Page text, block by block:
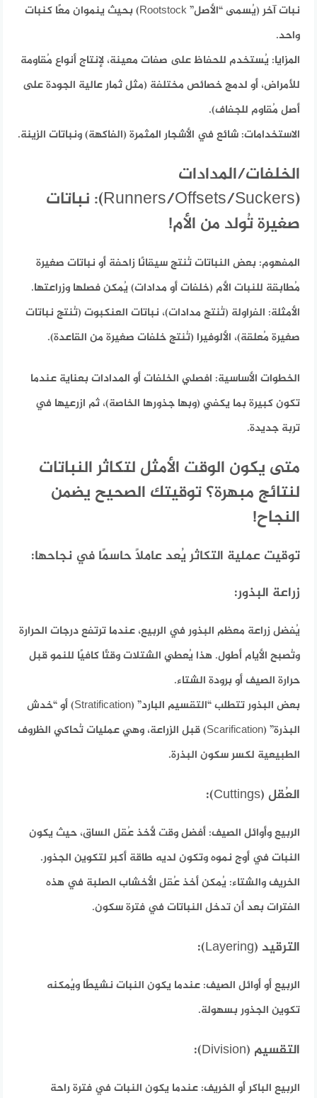
نبات آخر (يُسمى “الأصل” Rootstock) بحيث ينموان معًا كنبات
واحد.
المزايا: يُستخدم للحفاظ على صفات معينة، لإنتاج أنواع مُقاومة
للأمراض، أو لدمج خصائص مختلفة (مثل ثمار عالية الجودة على
أصل مُقاوم للجفاف).
الاستخدامات: شائع في الأشجار المثمرة (الفاكهة) ونباتات الزينة.
الخلفات/المدادات
(Runners/Offsets/Suckers): نباتات
صغيرة تُولد من الأم!
المفهوم: بعض النباتات تُنتج سيقانًا زاحفة أو نباتات صغيرة
مُطابقة للنبات الأم (خلفات أو مدادات) يُمكن فصلها وزراعتها.
الأمثلة: الفراولة (تُنتج مدادات)، نباتات العنكبوت (تُنتج نباتات
صغيرة مُعلقة)، الألوفيرا (تُنتج خلفات صغيرة من القاعدة).
الخطوات الأساسية: افصلي الخلفات أو المدادات بعناية عندما
تكون كبيرة بما يكفي (وبها جذورها الخاصة)، ثم ازرعيها في
تربة جديدة.
متى يكون الوقت الأمثل لتكاثر النباتات
لنتائج مبهرة؟ توقيتك الصحيح يضمن
النجاح!
توقيت عملية التكاثر يُعد عاملاً حاسمًا في نجاحها:
زراعة البذور:
يُفضل زراعة معظم البذور في الربيع، عندما ترتفع درجات الحرارة
وتُصبح الأيام أطول. هذا يُعطي الشتلات وقتًا كافيًا للنمو قبل
حرارة الصيف أو برودة الشتاء.
بعض البذور تتطلب “التقسيم البارد” (Stratification) أو “خدش
البذرة” (Scarification) قبل الزراعة، وهي عمليات تُحاكي الظروف
الطبيعية لكسر سكون البذرة.
العُقل (Cuttings):
الربيع وأوائل الصيف: أفضل وقت لأخذ عُقل الساق، حيث يكون
النبات في أوج نموه وتكون لديه طاقة أكبر لتكوين الجذور.
الخريف والشتاء: يُمكن أخذ عُقل الأخشاب الصلبة في هذه
الفترات بعد أن تدخل النباتات في فترة سكون.
الترقيد (Layering):
الربيع أو أوائل الصيف: عندما يكون النبات نشيطًا ويُمكنه
تكوين الجذور بسهولة.
التقسيم (Division):
الربيع الباكر أو الخريف: عندما يكون النبات في فترة راحة